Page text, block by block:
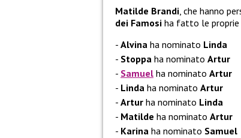
Matilde Brandi, che hanno
dei Famosi ha fatto le
Alvina ha nominato Linda
Stoppa ha nominato Artur
Samuel ha nominato Artur
Linda ha nominato Artur
Artur ha nominato Linda
Matilde ha nominato Artur
Karina ha nominato Samuel